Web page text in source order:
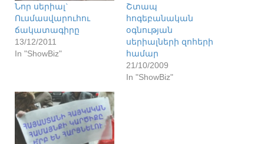
Նոր սերիալ`
Ուսմասվարուհու
ճակատագիրը
13/12/2011
In "ShowBiz"
Շտապ
հոգեբանական
օգնության
սերիալների զոհերի
համար
21/10/2009
In "ShowBiz"